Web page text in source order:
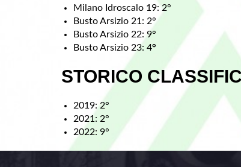
Milano Idroscalo 19: 2°
Busto Arsizio 21: 2°
Busto Arsizio 22: 9°
Busto Arsizio 23: 4°
STORICO
2019: 2°
2021: 2°
2022: 9°